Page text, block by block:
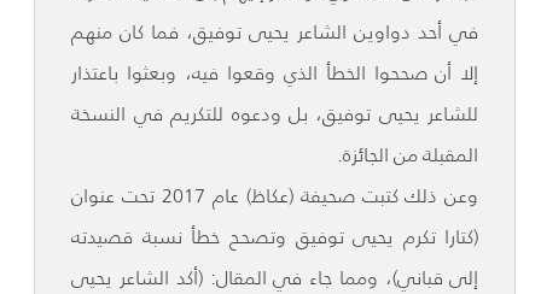
في أحد دواوين الشاعر يحيى توفيق، فما كان منهم
إلا أن صححوا الخطأ الذي وقعوا فيه، وبعثوا باعتذار
للشاعر يحيى توفيق، بل ودعوه للتكريم في النسخة
المقبلة من الجائزة.
وعن ذلك كتبت صحيفة (عكاظ) عام 2017 تحت عنوان
(كتارا تكرم يحيى توفيق وتصحح خطأ نسبة قصيدته
إلى قباني)، ومما جاء في المقال: (أكد الشاعر يحيى